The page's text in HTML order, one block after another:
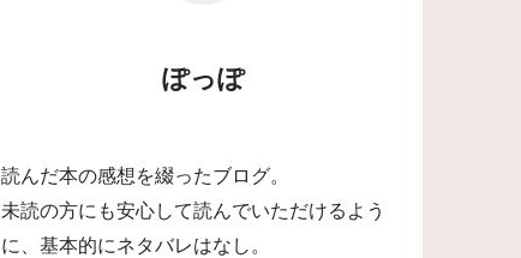
ぽっぽ
読んだ本の感想を綴ったブログ。
未読の方にも安心して読んでいただけるよう
に、基本的にネタバレはなし。